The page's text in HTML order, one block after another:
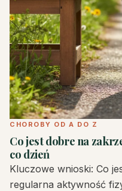
CHOROBY OD A DO Z
Co jest dobre na
co dzień
Kluczowe wnioski: Co
regularna aktywność